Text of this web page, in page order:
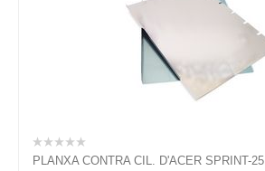
PLANXA CONTRA CIL. D'ACER SPRINT-25